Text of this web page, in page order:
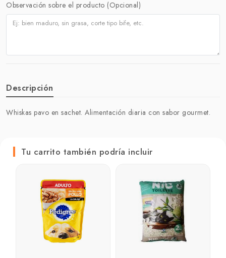
Observación sobre el producto (Opcional)
Descripción
Whiskas pavo en sachet. Alimentación diaria con sabor gourmet.
Tu carrito también podría incluir